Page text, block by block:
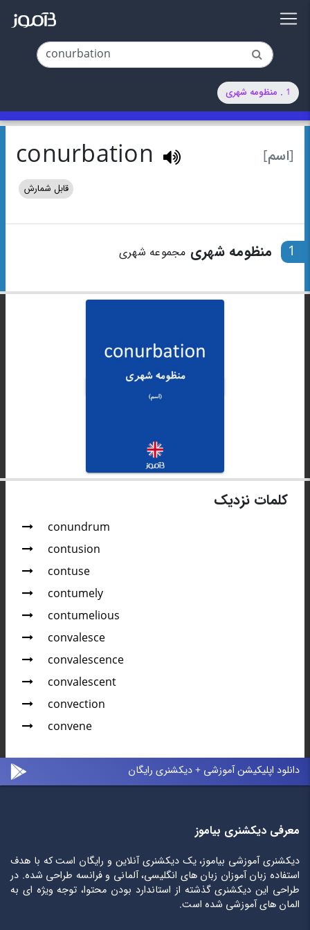
1 . منظومه شهری
[اسم] conurbation
قابل شمارش
1 منظومه شهری مجموعه شهری
کلمات نزدیک
conundrum
contusion
contuse
contumely
contumelious
convalesce
convalescence
convalescent
convection
convene
دانلود اپلیکیشن آموزشی + دیکشنری رایگان
معرفی دیکشنری بیاموز
دیکشنری آموزشی بیاموز، یک دیکشنری آنلاین و رایگان است که با هدف
استفاده زبان آموزان زبان های انگلیسی، آلمانی و فرانسه طراحی شده. در
طراحی این دیکشنری گذشته از استاندارد بودن محتوا، توجه ویژه ای به
المان های آموزشی شده است.